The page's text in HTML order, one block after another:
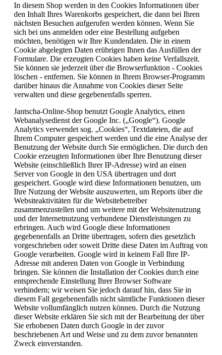
In diesem Shop werden in den Cookies Informationen über
den Inhalt Ihres Warenkorbs gespeichert, die dann bei Ihren
nächsten Besuchen aufgerufen werden können. Wenn Sie
sich bei uns anmelden oder eine Bestellung aufgeben
möchten, benötigen wir Ihre Kundendaten. Die in einem
Cookie abgelegten Daten erübrigen Ihnen das Ausfüllen der
Formulare. Die erzeugten Cookies haben keine Verfallszeit.
Sie können sie jederzeit über die Browserfunktion - Cookies
löschen - entfernen. Sie können in Ihrem Browser-Programm
darüber hinaus die Annahme von Cookies dieser Seite
verwalten und diese gegebenenfalls sperren.
Jantscha-Online-Shop benutzt Google Analytics, einen
Webanalysedienst der Google Inc. („Google“). Google
Analytics verwendet sog. „Cookies“, Textdateien, die auf
Ihrem Computer gespeichert werden und die eine Analyse der
Benutzung der Website durch Sie ermöglichen. Die durch den
Cookie erzeugten Informationen über Ihre Benutzung dieser
Website (einschließlich Ihrer IP-Adresse) wird an einen
Server von Google in den USA übertragen und dort
gespeichert. Google wird diese Informationen benutzen, um
Ihre Nutzung der Website auszuwerten, um Reports über die
Websiteaktivitäten für die Websitebetreiber
zusammenzustellen und um weitere mit der Websitenutzung
und der Internetnutzung verbundene Dienstleistungen zu
erbringen. Auch wird Google diese Informationen
gegebenenfalls an Dritte übertragen, sofern dies gesetzlich
vorgeschrieben oder soweit Dritte diese Daten im Auftrag von
Google verarbeiten. Google wird in keinem Fall Ihre IP-
Adresse mit anderen Daten von Google in Verbindung
bringen. Sie können die Installation der Cookies durch eine
entsprechende Einstellung Ihrer Browser Software
verhindern; wir weisen Sie jedoch darauf hin, dass Sie in
diesem Fall gegebenenfalls nicht sämtliche Funktionen dieser
Website vollumfänglich nutzen können. Durch die Nutzung
dieser Website erklären Sie sich mit der Bearbeitung der über
Sie erhobenen Daten durch Google in der zuvor
beschriebenen Art und Weise und zu dem zuvor benannten
Zweck einverstanden.